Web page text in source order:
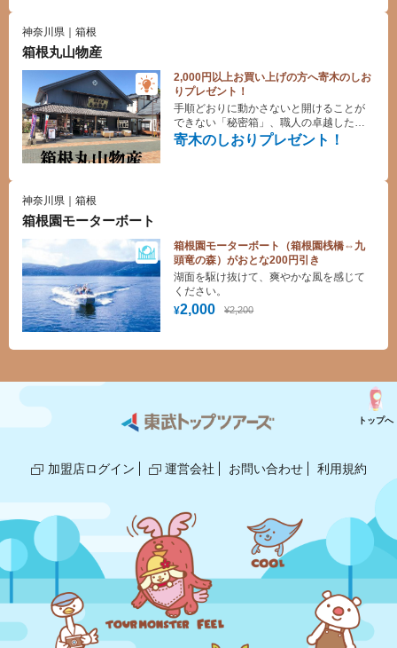
神奈川県｜箱根
箱根丸山物産
2,000円以上お買い上げの方へ寄木のしお
りプレゼント！
寄木のしおりプレゼント！
手順どおりに動かさないと開けることが
できない「秘密箱」、職人の卓越した技
術を見てたのしむ「木象嵌」など様々な
寄木細工を取り扱いしています。
神奈川県｜箱根
箱根園モーターボート
箱根園モーターボート（箱根園桟橋⇔九
頭竜の森）がおとな200円引き
¥2,000 ¥2,200
湖面を駆け抜けて、爽やかな風を感じて
ください。
加盟店ログイン 運営会社 お問い合わせ 利用規約
トップへ